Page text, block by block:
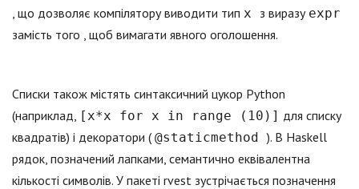
, що дозволяє компілятору виводити тип x з виразу expr
замість того , щоб вимагати явного оголошення.
Списки також містять синтаксичний цукор Python
(наприклад, [x*x for x in range (10)] для списку
квадратів) і декоратори ( @staticmethod). В Haskell
рядок, позначений лапками, семантично еквівалентна
кількості символів. У пакеті rvest зустрічається позначення